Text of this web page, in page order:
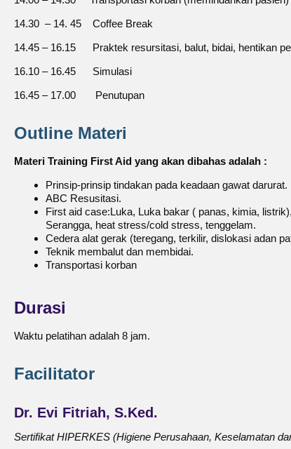
14.30 – 14. 45 Coffee Break
14.45 – 16.15 Praktek resursitasi, balut, bidai, hentikan
16.10 – 16.45 Simulasi
16.45 – 17.00 Penutupan
Outline Materi
Materi Training First Aid yang akan dibahas adalah :
Prinsip-prinsip tindakan pada keadaan gawat darurat.
ABC Resusitasi.
First aid case:Luka, Luka bakar ( panas, kimia,
Serangga, heat stress/cold stress, tenggelam.
Cedera alat gerak (teregang, terkilir, dislokasi adan
Teknik membalut dan membidai.
Transportasi korban
Durasi
Waktu pelatihan adalah 8 jam.
Facilitator
Dr. Evi Fitriah, S.Ked.
Sertifikat HIPERKES (Higiene Perusahaan, Keselamatan